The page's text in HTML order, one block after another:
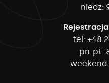
niedz:
tel: +48
pn-pt:
weekend: